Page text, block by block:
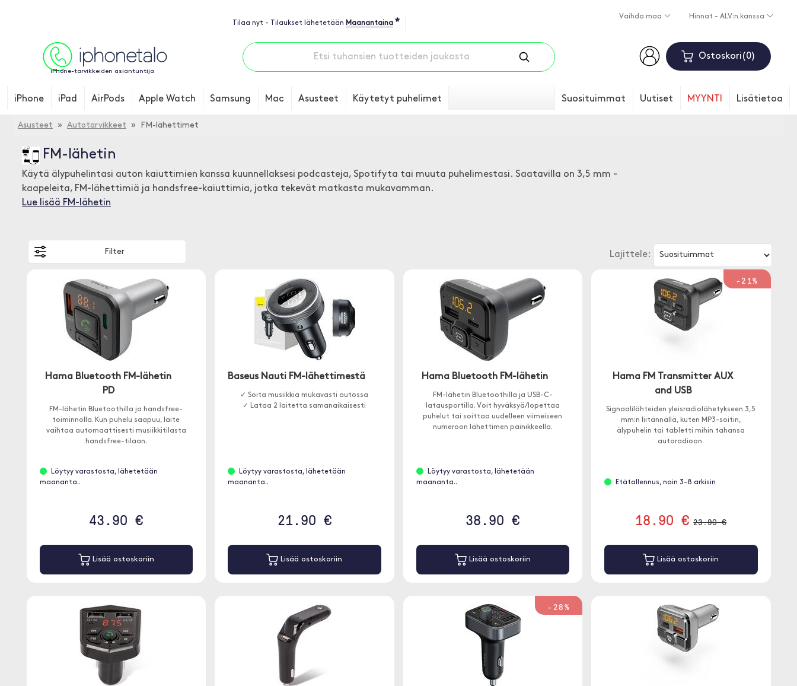
Tilaa nyt - Tilaukset lähetetään Maanantaina *
Vaihda maa Hinnat - ALV:n kanssa
iPhone-tarvikkeiden asiantuntija
Ostoskori 0
iPhone iPad AirPods Apple Watch Samsung Mac Asusteet Käytetyt puhelimet Suosituimmat Uutiset MYYNTI Lisätietoa
Asusteet » Autotarvikkeet » FM-lähettimet
FM-lähetin
Käytä älypuhelintasi auton kaiuttimien kanssa kuunnellaksesi podcasteja, Spotifyta tai muuta puhelimestasi. Saatavilla on 3,5 mm -
kaapeleita, FM-lähettimiä ja handsfree-kaiuttimia, jotka tekevät matkasta mukavamman.
Lue lisää FM-lähetin
Lajittele:
Filter
Hama Bluetooth FM-lähetin
PD
FM-lähetin Bluetoothilla ja handsfree-
toiminnolla. Kun puhelu saapuu, laite
vaihtaa automaattisesti musiikkitilasta
handsfree-tilaan.
Löytyy varastosta, lähetetään
maananta..
43.90 €
Lisää ostoskoriin
Baseus Nauti FM-lähettimestä
✓ Soita musiikkia mukavasti autossa
✓ Lataa 2 laitetta samanaikaisesti
Löytyy varastosta, lähetetään
maananta..
21.90 €
Lisää ostoskoriin
Hama Bluetooth FM-lähetin
FM-lähetin Bluetoothilla ja USB-C-
latausportilla. Voit hyväksyä/lopettaa
puhelut tai soittaa uudelleen viimeiseen
numeroon lähettimen painikkeella.
Löytyy varastosta, lähetetään
maananta..
38.90 €
Lisää ostoskoriin
-21%
Hama FM Transmitter AUX
and USB
Signaalilähteiden yleisradiolähetykseen 3,5
mm:n liitännällä, kuten MP3-soitin,
älypuhelin tai tabletti mihin tahansa
autoradioon.
Etätallennus, noin 3-8 arkisin
18.90 € 23.90 €
Lisää ostoskoriin
-28%